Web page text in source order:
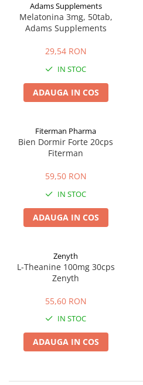
Adams Supplements
Melatonina 3mg, 50tab,
Adams Supplements
29,54 RON
IN STOC
ADAUGA IN COS
Fiterman Pharma
Bien Dormir Forte 20cps
Fiterman
59,50 RON
IN STOC
ADAUGA IN COS
Zenyth
L-Theanine 100mg 30cps
Zenyth
55,60 RON
IN STOC
ADAUGA IN COS